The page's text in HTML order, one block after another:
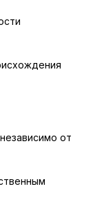
от